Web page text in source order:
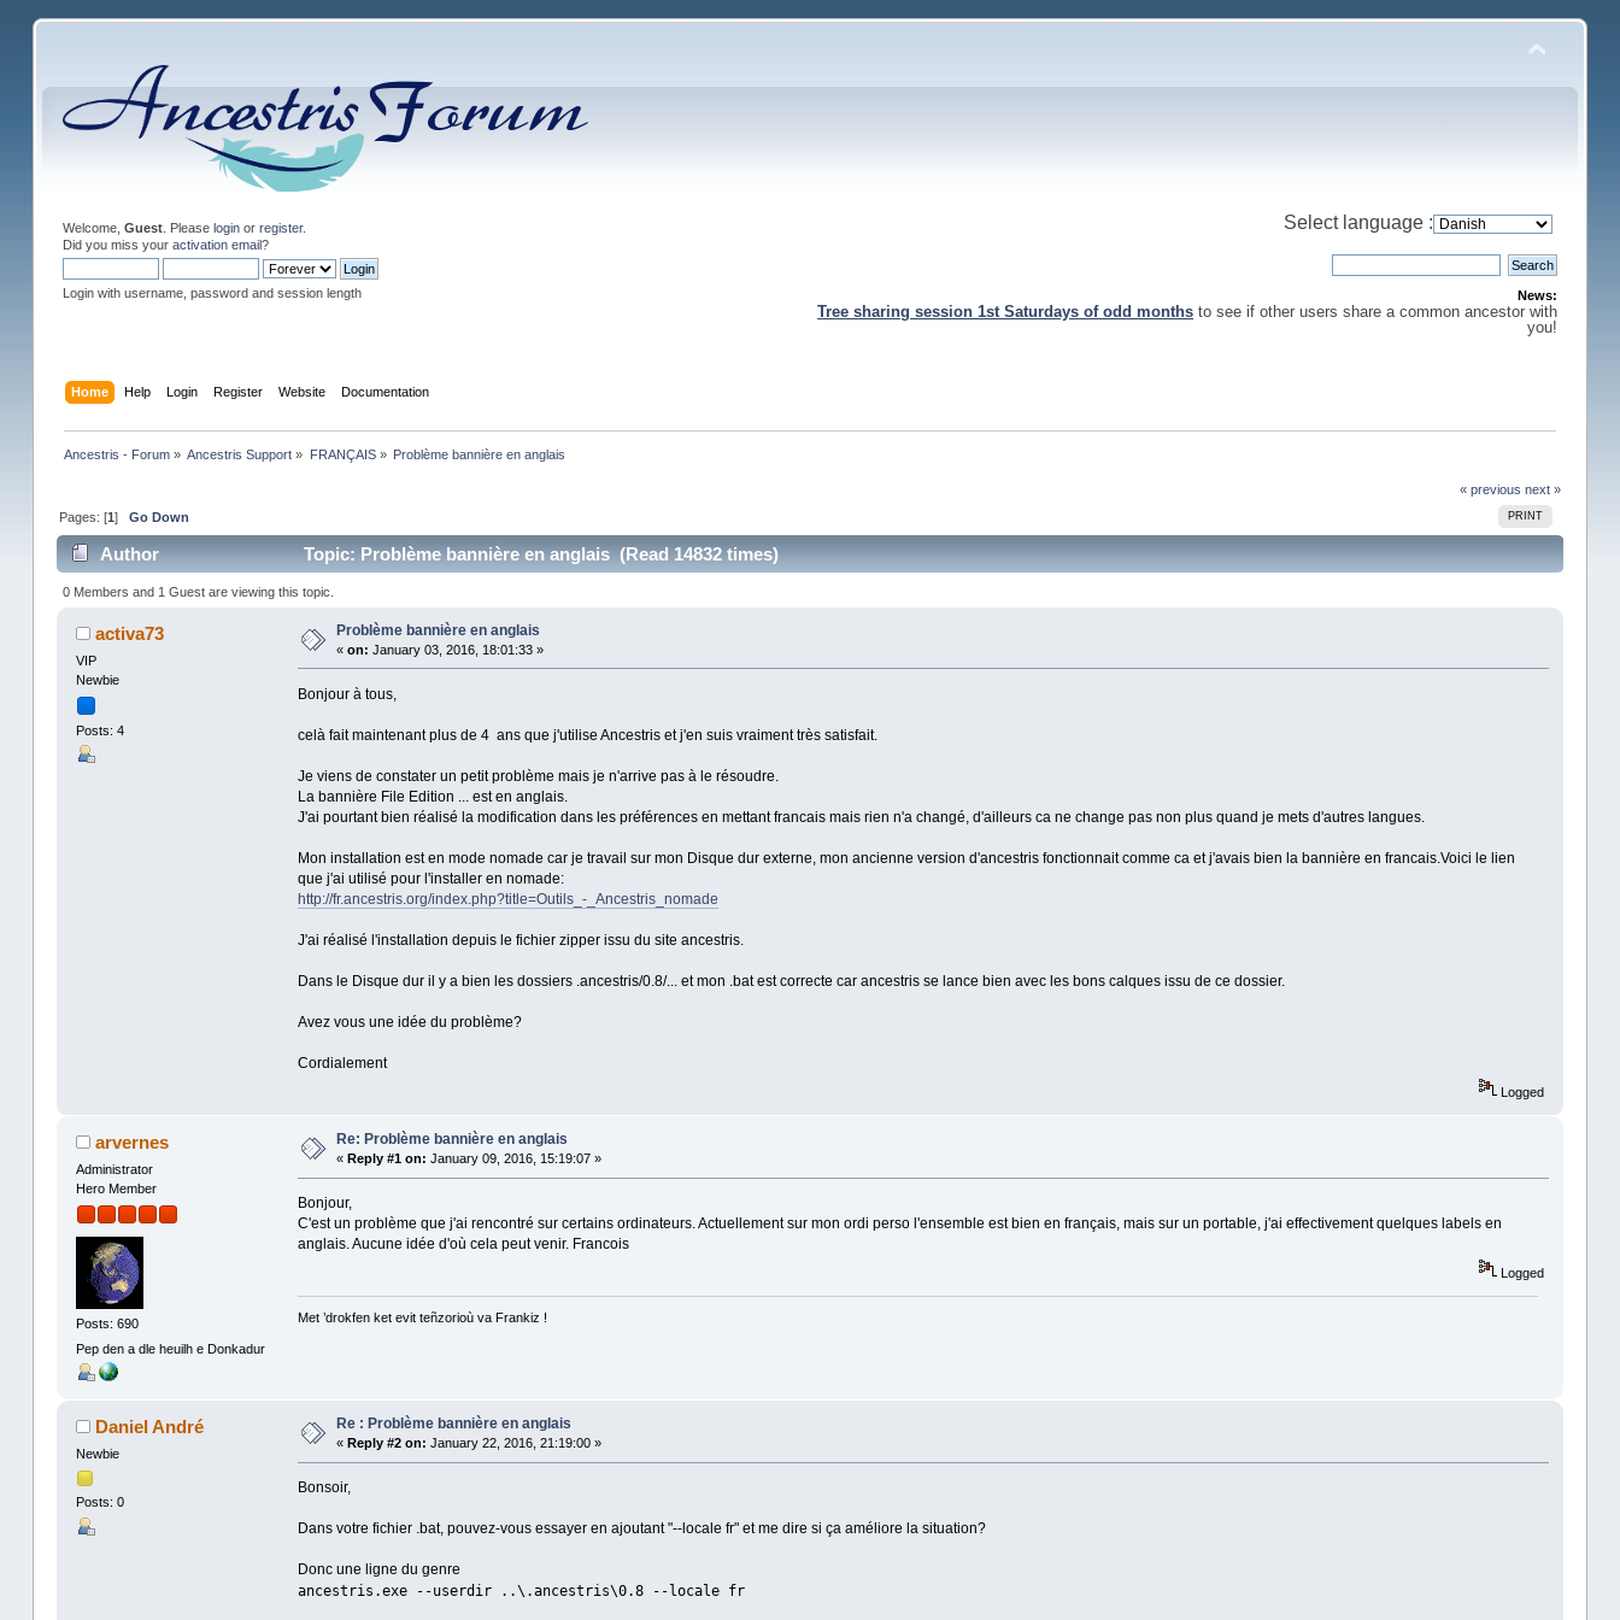
Welcome, Guest. Please loginor register.
Did you miss your activation email?
Login with username, password and session length
Select language :
News:
Tree sharing session 1st Saturdays of odd months to see if other users share a common ancestor with
you!
Home Help Login Register Website Documentation
Ancestris - Forum » Ancestris Support » FRANÇAIS» Problème bannière en anglais
« previous next »
PRINT
Pages: [1]Go Down
Author Topic: Problème bannière en anglais (Read 14832 times)
0 Members and 1 Guest are viewing this topic.
activa73
VIP
Newbie
Posts: 4
Problème bannière en anglais
« on: January 03, 2016, 18:01:33 »
Bonjour à tous,
celà fait maintenant plus de 4 ans que j'utilise Ancestris et j'en suis vraiment très satisfait.
Je viens de constater un petit problème mais je n'arrive pas à le résoudre.
La bannière File Edition ... est en anglais.
J'ai pourtant bien réalisé la modification dans les préférences en mettant francais mais rien n'a changé, d'ailleurs ca ne change pas non plus quand je mets d'autres langues.
Mon installation est en mode nomade car je travail sur mon Disque dur externe, mon ancienne version d'ancestris fonctionnait comme ca et j'avais bien la bannière en francais.Voici le lien
que j'ai utilisé pour l'installer en nomade:
http://fr.ancestris.org/index.php?title=Outils_-_Ancestris_nomade
J'ai réalisé l'installation depuis le fichier zipper issu du site ancestris.
Dans le Disque dur il y a bien les dossiers .ancestris/0.8/... et mon .bat est correcte car ancestris se lance bien avec les bons calques issu de ce dossier.
Avez vous une idée du problème?
Cordialement
Logged
arvernes
Administrator
Hero Member
Posts: 690
Pep den a dle heuilh e Donkadur
Re: Problème bannière en anglais
« Reply #1 on: January 09, 2016, 15:19:07 »
Bonjour,
C'est un problème que j'ai rencontré sur certains ordinateurs. Actuellement sur mon ordi perso l'ensemble est bien en français, mais sur un portable, j'ai effectivement quelques labels en
anglais. Aucune idée d'où cela peut venir. Francois
Logged
Met ’drokfen ket evit teñzorioù va Frankiz !
Daniel André
Newbie
Posts: 0
Re : Problème bannière en anglais
« Reply #2 on: January 22, 2016, 21:19:00 »
Bonsoir,
Dans votre fichier .bat, pouvez-vous essayer en ajoutant "--locale fr" et me dire si ça améliore la situation?
Donc une ligne du genre
ancestris.exe --userdir ..\.ancestris\0.8 --locale fr